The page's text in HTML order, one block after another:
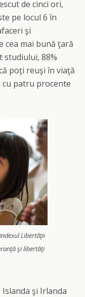
de cinci ori,
pe locul 6 în
şi
cea mai bună ţară
studiului, 88%
poţi reuşi în viaţă
cu patru procente
Libertăţii
şi libertăţi
şi Irlanda